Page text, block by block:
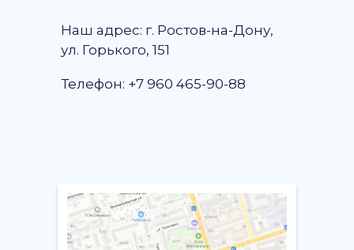
Наш адрес: г. Ростов-на-Дону,
ул. Горького, 151
Телефон: +7 960 465-90-88